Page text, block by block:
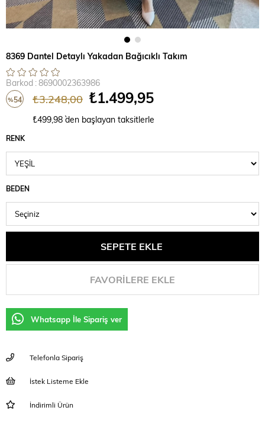
8369 Dantel Detaylı Yakadan Bağıcıklı Takım
Barkod :8690002363986
%54 ₺3.248,00 ₺1.499,95
₺499,98 `den başlayan taksitlerle
RENK
BEDEN
FAVORILERE EKLE
Whatsapp İle Sipariş ver
Telefonla Sipariş
İstek Listeme Ekle
İndirimli Ürün